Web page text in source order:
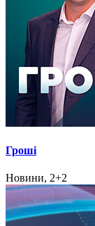
Гроші
Новини, 2+2